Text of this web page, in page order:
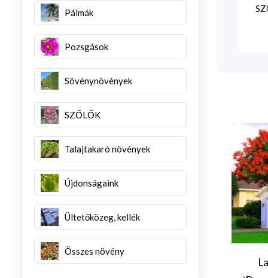
Pálmák
Pozsgások
Sövénynövények
SZŐLŐK
Talajtakaró növények
Újdonságaink
Ültetőközeg, kellék
Összes növény
cerris
Ilex `Nellie R. Stevens`